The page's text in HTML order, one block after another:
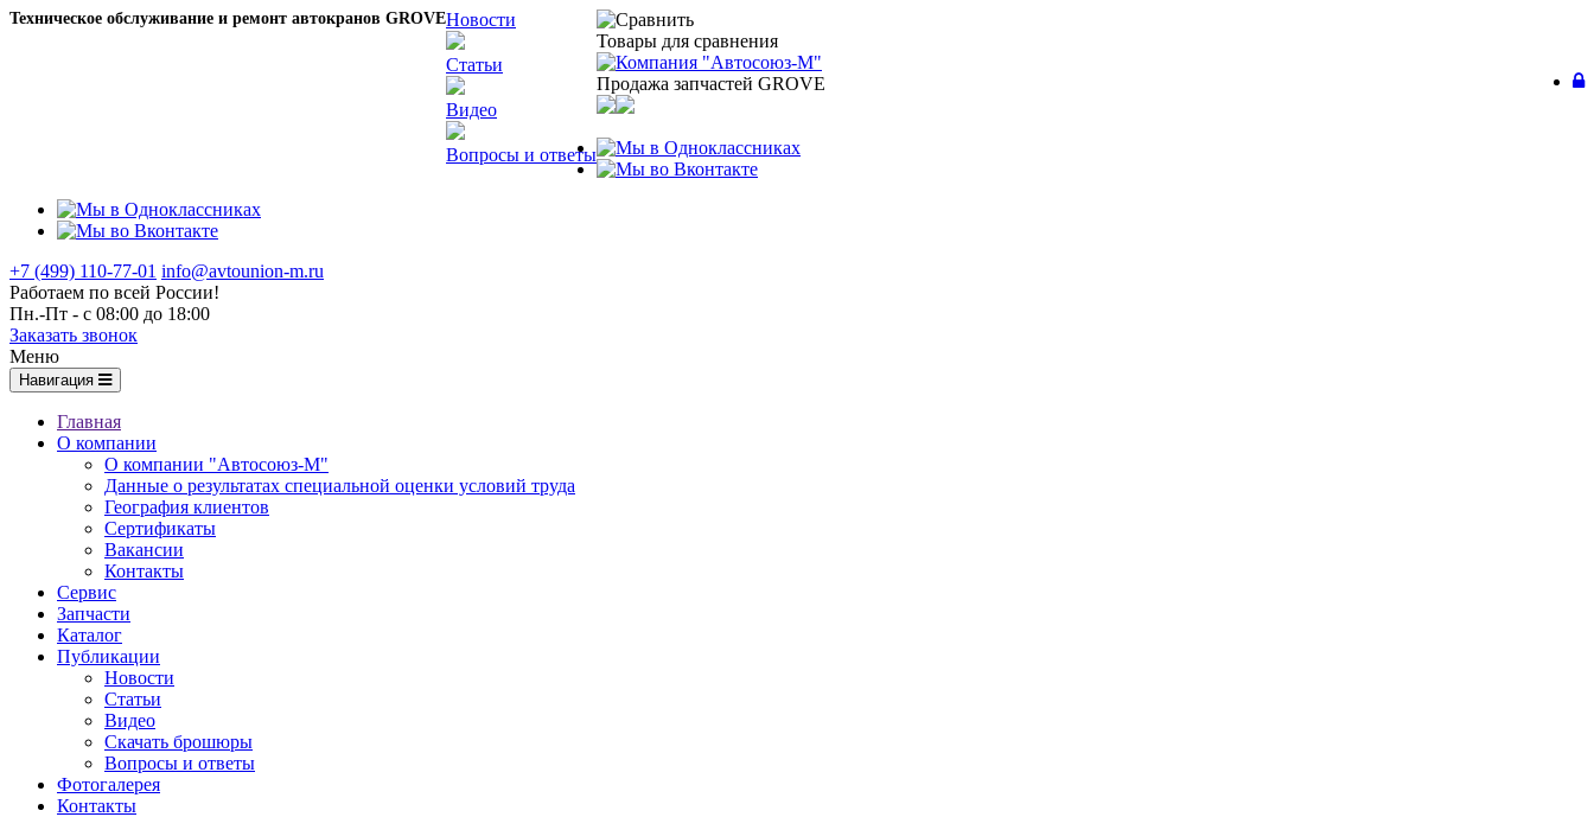
Техническое обслуживание и ремонт автокранов GROVEНовости
Статьи
Видео
Вопросы и ответы
Товары для сравнения
Продажа запчастей GROVE
+7 (499) 110-77-01 info@avtounion-m.ru
Работаем по всей России!
Пн.-Пт - с 08:00 до 18:00
Заказать звонок
Меню
Навигация
Главная
О компании
О компании "Автосоюз-М"
Данные о результатах специальной оценки условий труда
География клиентов
Сертификаты
Вакансии
Контакты
Сервис
Запчасти
Каталог
Публикации
Новости
Статьи
Видео
Скачать брошюры
Вопросы и ответы
Фотогалерея
Контакты